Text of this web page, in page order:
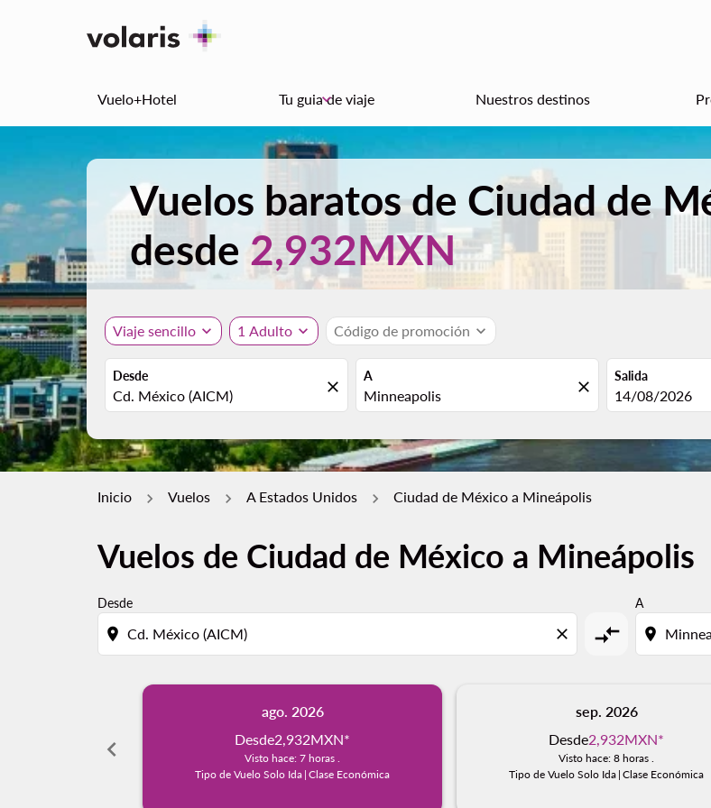
Vuelo+Hotel Tu guia de viaje
keyboard_arrow_down Nuestros destinos
Vuelos baratos de Ciudad de
desde 2,932MXN
Viaje sencillo expand_more 1 Adulto expand_more Código de promoción expand_more
Desde
close
A
close
Salida
fc-booking-
14/08/2026
Inicio Vuelos A Estados Unidos Ciudad de México a Mineápolis
Vuelos de Ciudad de México a Mineápolis
Desde
location_on close compare_arrows
A
location_on
chevron_left
ago. 2026
Desde2,932MXN*
Visto hace: 7 horas .
Tipo de Vuelo Solo Ida | Clase Económica
sep. 2026
Desde2,932MXN*
Visto hace: 8 horas .
Tipo de Vuelo Solo Ida | Clase Económica